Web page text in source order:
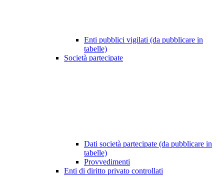
Enti pubblici vigilati (da pubblicare in
tabelle)
Società partecipate
Dati società partecipate (da pubblicare in
tabelle)
Provvedimenti
Enti di diritto privato controllati